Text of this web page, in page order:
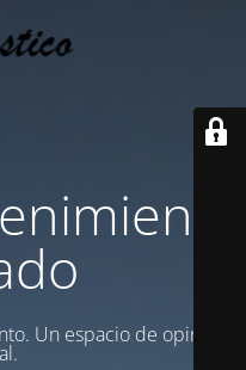
Un espacio de opinion